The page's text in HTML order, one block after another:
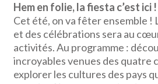
Hem en folie, la fiesta c’est ici !
Cet été, on va fêter ensemble !
et des célébrations sera au
activités. Au programme :
incroyables venues des quatre
explorer les cultures des pays